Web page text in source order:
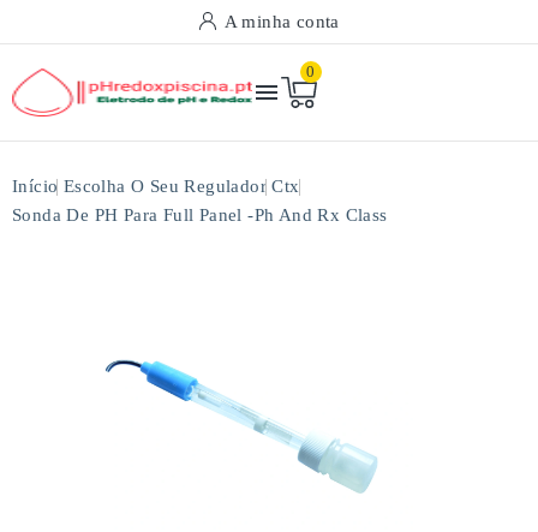
A minha conta

0
Início Escolha O Seu Regulador Ctx
Sonda De PH Para Full Panel -ph And Rx Class